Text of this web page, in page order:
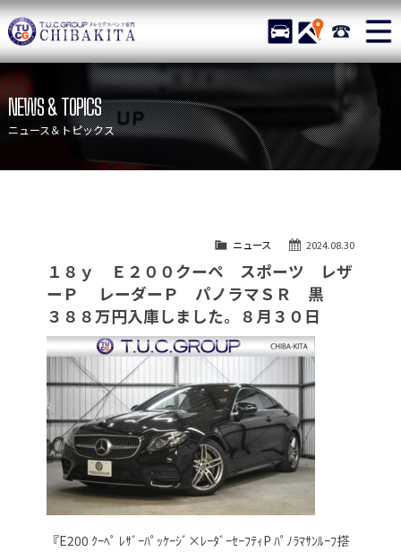
TUCグループ メルセデスベ
STOCK ACCESS 043-
ニュース
在庫リスト
目玉車両一覧
保証＆サービス
アクセスマップ
自動車保険
TUCとは？
リクルート
納車blog
スタッフblog
会社概要
NEWS & TOPICS
ニュース＆トピックス
2024.08.30
ニュース
１８ｙ Ｅ２００クーペ スポーツ レザ
ーＰ レーダーＰ パノラマＳＲ 黒
３８８万円入庫しました。８月３０日
『E200 ｸｰﾍﾟ ﾚｻﾞｰﾊﾟｯｹｰｼﾞ×ﾚｰﾀﾞｰｾｰﾌﾃｨP ﾊﾟﾉﾗﾏｻﾝﾙｰﾌ搭